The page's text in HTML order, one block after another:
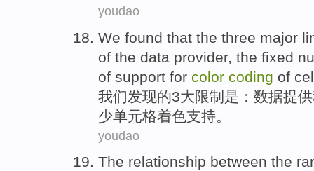
youdao
We found that the three major
of the data provider, the fixed
of support for color coding of
我们发现的3大限制是 ： 数据提
少单元格着色支持。
youdao
The relationship between the